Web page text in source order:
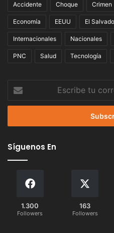
Accidente Choque Crimen
Economía EEUU El
Internacionales Nacionales
PNC Salud Tecnología
correo
Síguenos En
1.300
Followers
163
Followers